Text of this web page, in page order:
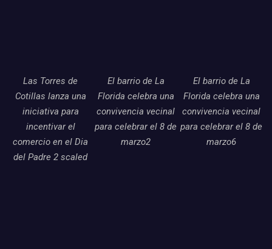
Las Torres de
Cotillas lanza una
iniciativa para
incentivar el
comercio en el Dia
del Padre 2 scaled
El barrio de La
Florida celebra una
convivencia vecinal
para celebrar el 8 de
marzo2
El barrio de La
Florida celebra una
convivencia vecinal
para celebrar el 8 de
marzo6